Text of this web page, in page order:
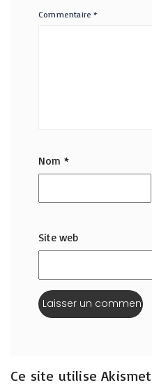
Commentaire*
Nom *
Site web
Ce site utilise